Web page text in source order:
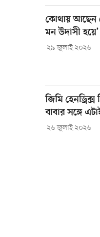
কোথায়
মন উদাসী
২৯ জুলাই ২০২৬
জিমি
বাবার সঙ্গে
২৬ জুলাই ২০২৬